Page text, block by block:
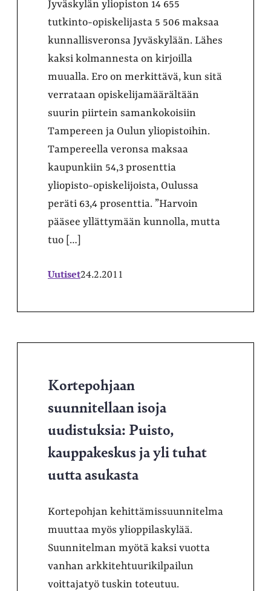
Jyväskylän yliopiston 14 655
tutkinto-opiskelijasta 5 506 maksaa
kunnallisveronsa Jyväskylään. Lähes
kaksi kolmannesta on kirjoilla
muualla. Ero on merkittävä, kun sitä
verrataan opiskelijamäärältään
suurin piirtein samankokoisiin
Tampereen ja Oulun yliopistoihin.
Tampereella veronsa maksaa
kaupunkiin 54,3 prosenttia
yliopisto-opiskelijoista, Oulussa
peräti 63,4 prosenttia. ”Harvoin
pääsee yllättymään kunnolla, mutta
tuo […]
Uutiset24.2.2011
Kortepohjaan
suunnitellaan isoja
uudistuksia: Puisto,
kauppakeskus ja yli tuhat
uutta asukasta
Kortepohjan kehittämissuunnitelma
muuttaa myös ylioppilaskylää.
Suunnitelman myötä kaksi vuotta
vanhan arkkitehtuurikilpailun
voittajatyö tuskin toteutuu.